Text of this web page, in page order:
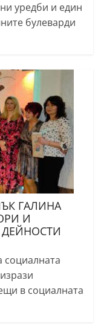
уредби и един
булеварди
ГАЛИНА
И
в социалната